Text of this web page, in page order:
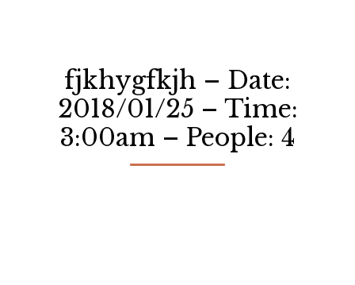
fjkhygfkjh – Date:
2018/01/25 – Time:
3:00am – People: 4